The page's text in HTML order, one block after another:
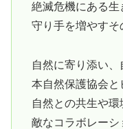
絶滅危機にある
守り手を増やすそ
自然に寄り添い、
本自然保護協会と
自然との共生や
敵なコラボレーシ